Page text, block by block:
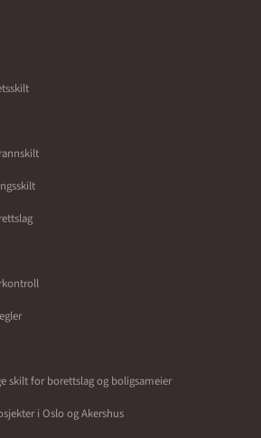
skilt for borettslag og boligsameier
i Oslo og Akershus